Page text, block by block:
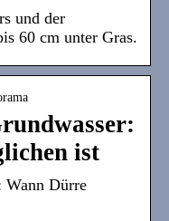
und der
60 cm unter Gras.
ist
Wann Dürre